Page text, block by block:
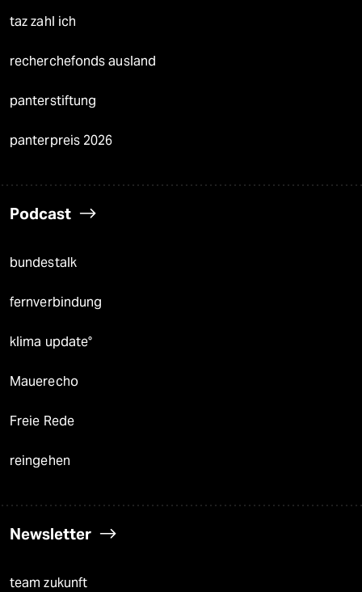
taz zahl ich
recherchefonds ausland
panterstiftung
panterpreis 2026
Podcast
bundestalk
fernverbindung
klima update°
Mauerecho
Freie Rede
reingehen
Newsletter
team zukunft